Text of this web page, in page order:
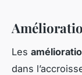
Les
dans